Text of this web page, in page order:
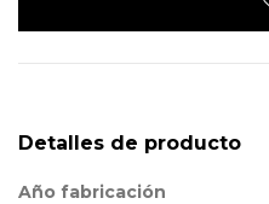
Detalles de producto
Año fabricación